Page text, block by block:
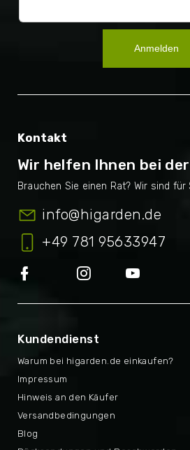
Anmelden
Kontakt
Wir helfen Ihnen bei
info@higarden.de
+49 781 95633947
Kundendienst
Warum bei higarden.de einkaufen?
Impressum
Hinweis an den Käufer
Versandbedingungen
Blog